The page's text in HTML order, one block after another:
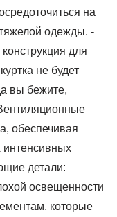
на
одежды. -
для
не будет
вы бежите,
обеспечивая
детали:
освещенности
которые